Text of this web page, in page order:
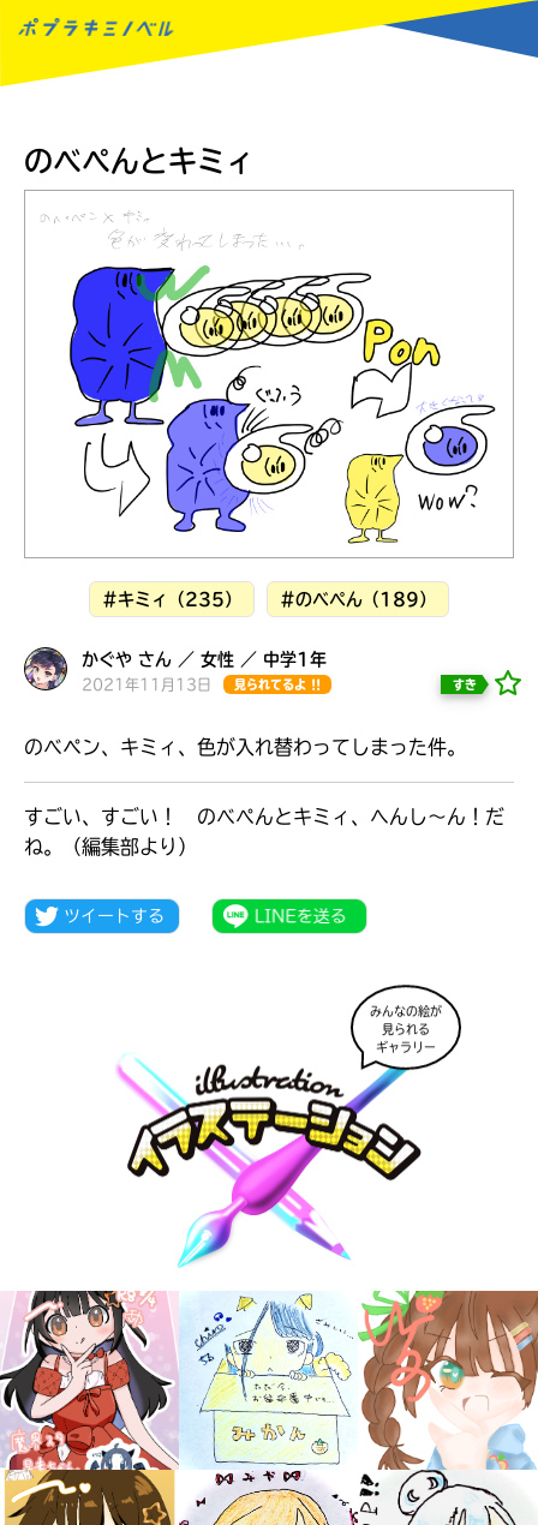
本を飛び出して
みんなとおしゃべり
できる掲示板
大人気
シリーズに
出会える
のべぺんとキミィ
#キミィ（235） #のべぺん（189）
かぐや さん ／ 女性 ／ 中学1年
2021年11月13日 見られてるよ !! すき
のべペン、キミィ、色が入れ替わってしまった件。
すごい、すごい！ のべぺんとキミィ、へんし～ん！だ
ね。（編集部より）
みんなの絵が
見られる
ギャラリー